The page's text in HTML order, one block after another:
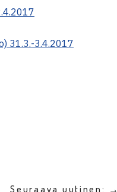
31.3.-3.4.2017
Seuraava uutinen: →